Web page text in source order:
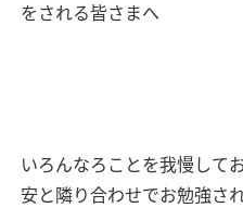
をされる皆さまへ
いろんなろことを我慢して
安と隣り合わせでお勉強さ